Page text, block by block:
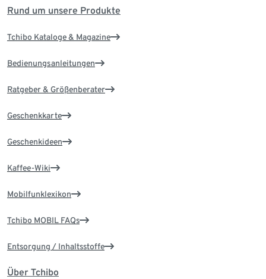
Rund um unsere Produkte
Tchibo Kataloge & Magazine
Bedienungsanleitungen
Ratgeber & Größenberater
Geschenkkarte
Geschenkideen
Kaffee-Wiki
Mobilfunklexikon
Tchibo MOBIL FAQs
Entsorgung / Inhaltsstoffe
Über Tchibo